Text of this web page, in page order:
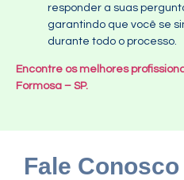
responder a suas
garantindo que você se
durante todo o processo.
Encontre os melhores
Formosa – SP.
Fale Conosco